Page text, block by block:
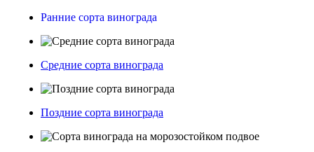
Ранние сорта винограда
Средние сорта винограда
Поздние сорта винограда